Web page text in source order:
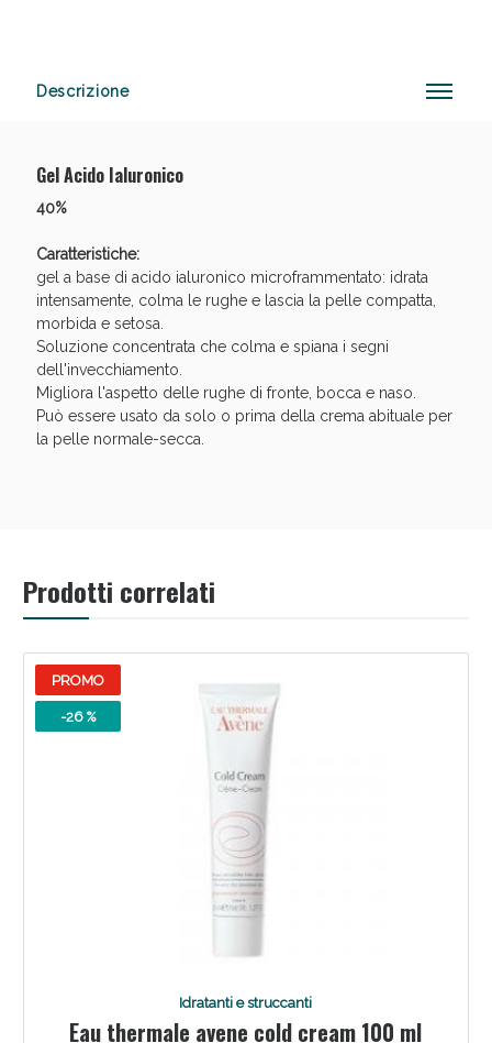
Descrizione
Gel Acido Ialuronico
40%
Caratteristiche:
gel a base di acido ialuronico microframmentato: idrata
intensamente, colma le rughe e lascia la pelle compatta,
morbida e setosa.
Soluzione concentrata che colma e spiana i segni
dell'invecchiamento.
Migliora l'aspetto delle rughe di fronte, bocca e naso.
Può essere usato da solo o prima della crema abituale per
la pelle normale-secca.
Prodotti correlati
PROMO
-26 %
Idratanti e struccanti
Eau thermale avene cold cream 100 ml